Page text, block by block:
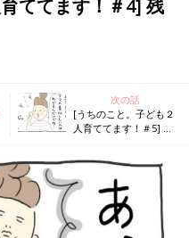
ててます！＃4] 残
次の話
[うちのこと。子ども２
人育ててます！＃5] そ